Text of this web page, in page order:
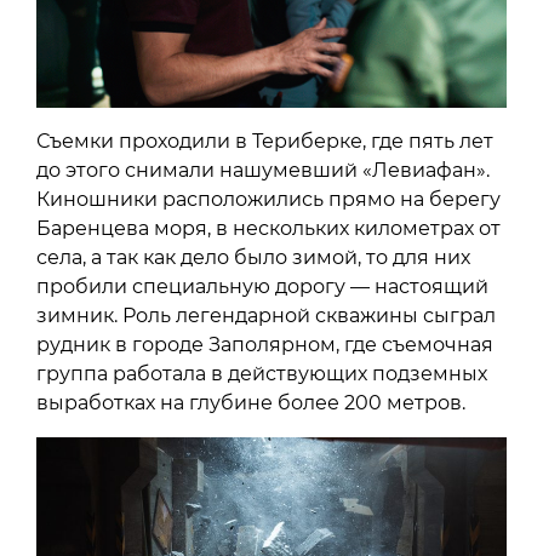
Съемки проходили в Териберке, где пять лет
до этого снимали нашумевший «Левиафан».
Киношники расположились прямо на берегу
Баренцева моря, в нескольких километрах от
села, а так как дело было зимой, то для них
пробили специальную дорогу — настоящий
зимник. Роль легендарной скважины сыграл
рудник в городе Заполярном, где съемочная
группа работала в действующих подземных
выработках на глубине более 200 метров.